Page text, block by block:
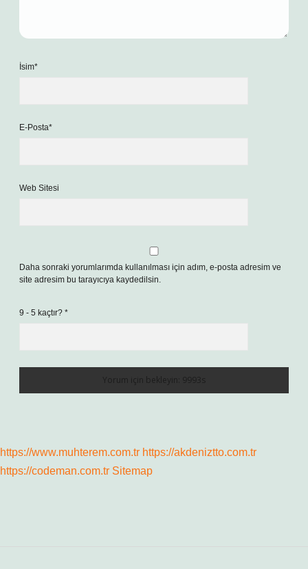
İsim*
E-Posta*
Web Sitesi
Daha sonraki yorumlarımda kullanılması için adım, e-posta adresim ve
site adresim bu tarayıcıya kaydedilsin.
9 - 5 kaçtır? *
https://www.muhterem.com.tr https://akdeniztto.com.tr
https://codeman.com.tr Sitemap